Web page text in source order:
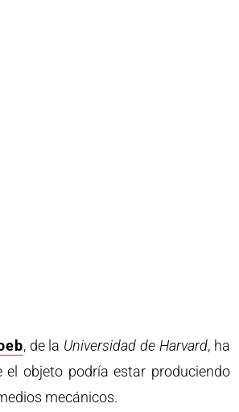
, de la Universidad de Harvard, ha
el objeto podría estar produciendo
mecánicos.